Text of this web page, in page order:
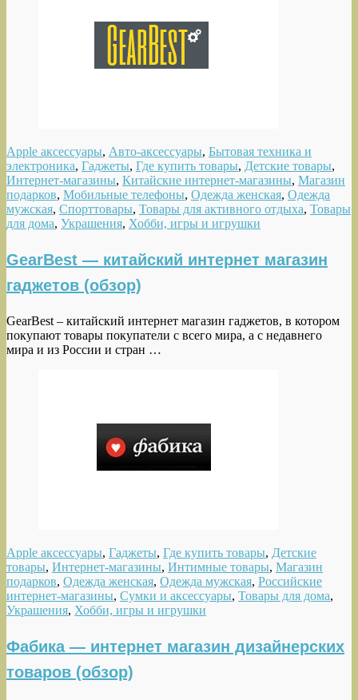
Apple аксессуары, Авто-аксессуары, Бытовая техника и
электроника, Гаджеты, Где купить товары, Детские товары,
Интернет-магазины, Китайские интернет-магазины, Магазин
подарков, Мобильные телефоны, Одежда женская, Одежда
мужская, Спорттовары, Товары для активного отдыха, Товары
для дома, Украшения, Хобби, игры и игрушки
GearBest — китайский интернет магазин
гаджетов (обзор)
GearBest – китайский интернет магазин гаджетов, в котором
покупают товары покупатели с всего мира, а с недавнего
мира и из России и стран …
Apple аксессуары, Гаджеты, Где купить товары, Детские
товары, Интернет-магазины, Интимные товары, Магазин
подарков, Одежда женская, Одежда мужская, Российские
интернет-магазины, Сумки и аксессуары, Товары для дома,
Украшения, Хобби, игры и игрушки
Фабика — интернет магазин дизайнерских
товаров (обзор)